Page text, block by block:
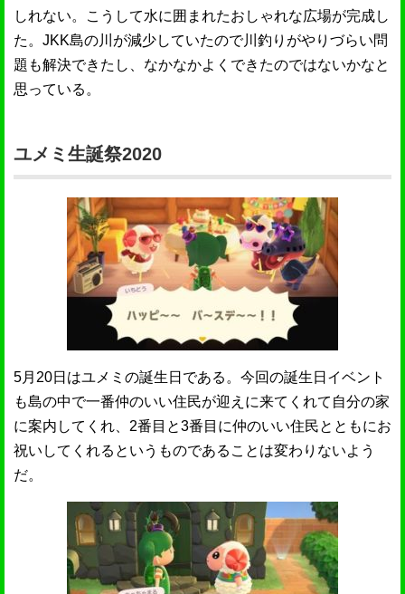
しれない。こうして水に囲まれたおしゃれな広場が完成し
た。JKK島の川が減少していたので川釣りがやりづらい問
題も解決できたし、なかなかよくできたのではないかなと
思っている。
ユメミ生誕祭2020
5月20日はユメミの誕生日である。今回の誕生日イベント
も島の中で一番仲のいい住民が迎えに来てくれて自分の家
に案内してくれ、2番目と3番目に仲のいい住民とともにお
祝いしてくれるというものであることは変わりないよう
だ。